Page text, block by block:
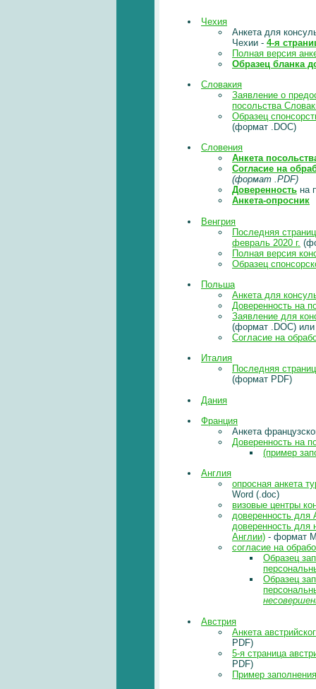
Чехия
Анкета для
Чехии - 4-я
Полная версия
Образец бланка
Словакия
Заявление о
посольства
Образец
(формат .DOC)
Словения
Анкета
Согласие на
(формат .PDF)
Доверенность на
Анкета-опросник
Венгрия
Последняя
февраль 2020 г.
Полная версия
Образец
Польша
Анкета для
Доверенность на
Заявление для
(формат .DOC)
Согласие на
Италия
Последняя
(формат PDF)
Дания
Франция
Анкета
Доверенность на
(пример
Англия
опросная анкета
Word (.doc)
визовые центры
доверенность для
доверенность для
Англии) - формат
согласие на
Образец
Образец
Австрия
Анкета
PDF)
5-я страница
PDF)
Пример